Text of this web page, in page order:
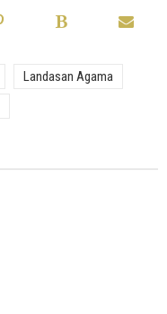
Landasan Agama